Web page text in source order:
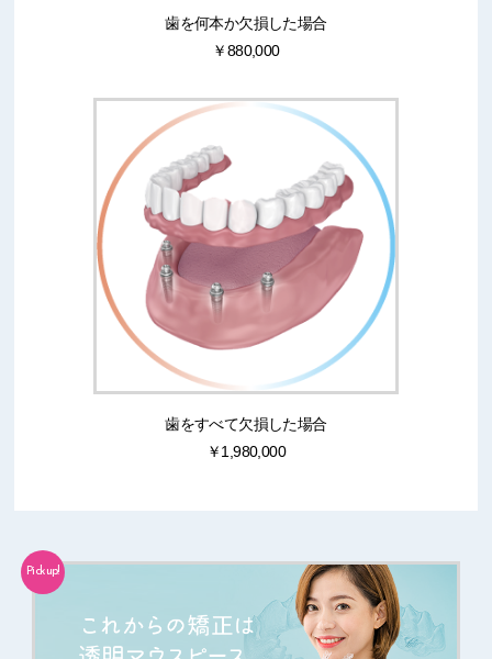
歯を何本か欠損した場合
￥880,000
歯をすべて欠損した場合
￥1,980,000